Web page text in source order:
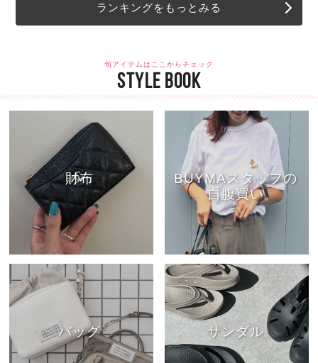
ランキングをもっとみる
旬アイテムはここからチェック
STYLE BOOK
財布
BUYMAスタッフの
自腹買い
バッグ サンダル